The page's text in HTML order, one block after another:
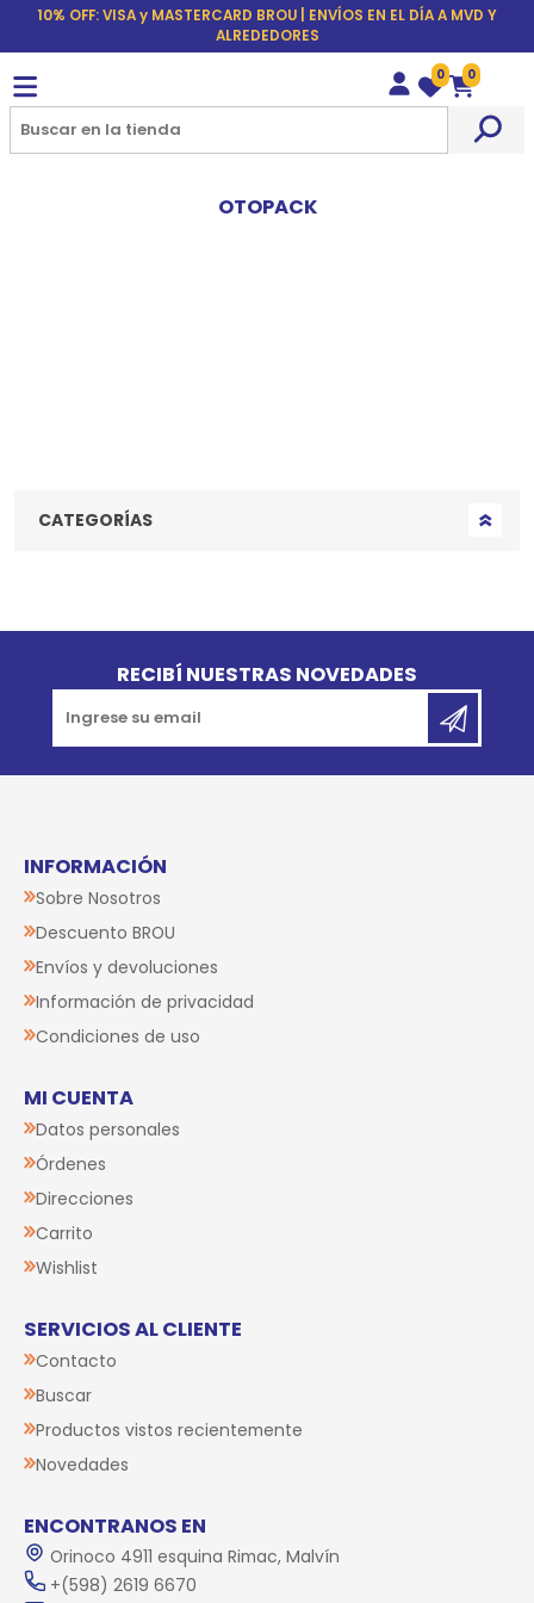
10% OFF: VISA y MASTERCARD BROU | ENVÍOS EN EL DÍA A MVD Y
ALREDEDORES
Wishlist
0
Carrito
0
OTOPACK
CATEGORÍAS
RECIBÍ NUESTRAS NOVEDADES
INFORMACIÓN
Sobre Nosotros
Descuento BROU
Envíos y devoluciones
Información de privacidad
Condiciones de uso
MI CUENTA
Datos personales
Órdenes
Direcciones
Carrito
Wishlist
SERVICIOS AL CLIENTE
Contacto
Buscar
Productos vistos recientemente
Novedades
ENCONTRANOS EN
Orinoco 4911 esquina Rimac, Malvín
+(598) 2619 6670